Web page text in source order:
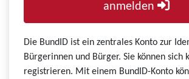
anmelden
Die BundID ist ein zentrales Konto zur
Bürgerinnen und Bürger. Sie können sich
registrieren. Mit einem BundID-Konto